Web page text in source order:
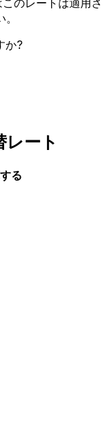
のレートは適用さ
か?
レート
る